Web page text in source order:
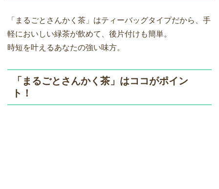
「まるごとさんかく茶」はティーバッグタイプだから、手
軽においしい緑茶が飲めて、後片付けも簡単。
時短を叶えるあなたの強い味方。
「まるごとさんかく茶」はココがポイン
ト！